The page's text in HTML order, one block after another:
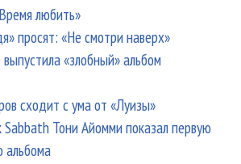
любить»
просят: «Не смотри наверх»
«злобный» альбом
сходит с ума от «Луизы»
Sabbath Тони Айомми показал первую
альбома